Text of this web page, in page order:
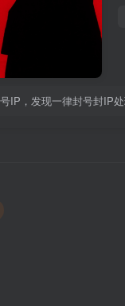
IP，发现一律封号封IP